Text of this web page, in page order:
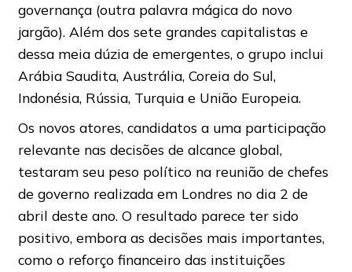
governança (outra palavra mágica do novo
jargão). Além dos sete grandes capitalistas e
dessa meia dúzia de emergentes, o grupo inclui
Arábia Saudita, Austrália, Coreia do Sul,
Indonésia, Rússia, Turquia e União Europeia.
Os novos atores, candidatos a uma participação
relevante nas decisões de alcance global,
testaram seu peso político na reunião de chefes
de governo realizada em Londres no dia 2 de
abril deste ano. O resultado parece ter sido
positivo, embora as decisões mais importantes,
como o reforço financeiro das instituições